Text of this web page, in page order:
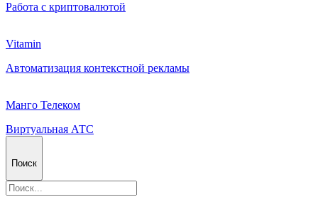
Работа с криптовалютой
Vitamin
Автоматизация контекстной рекламы
Манго Телеком
Виртуальная АТС
Поиск